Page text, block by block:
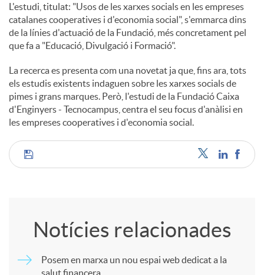
L'estudi, titulat: "Usos de les xarxes socials en les empreses
catalanes cooperatives i d'economia social", s'emmarca dins
de la línies d'actuació de la Fundació, més concretament pel
que fa a "Educació, Divulgació i Formació".
La recerca es presenta com una novetat ja que, fins ara, tots
els estudis existents indaguen sobre les xarxes socials de
pimes i grans marques. Però, l'estudi de la Fundació Caixa
d'Enginyers - Tecnocampus, centra el seu focus d'anàlisi en
les empreses cooperatives i d'economia social.
C
Notícies relacionades
Posem en marxa un nou espai web dedicat a la
salut financera